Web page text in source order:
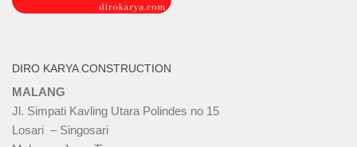
DIRO KARYA CONSTRUCTION
MALANG
Jl. Simpati Kavling Utara Polindes no 15
Losari – Singosari